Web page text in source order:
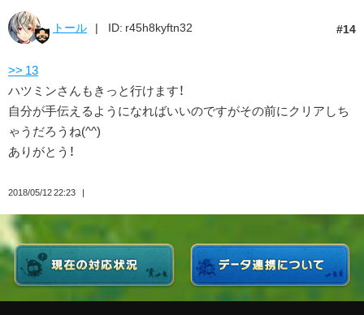
14
トール ID: r45h8kyftn32
>> 13
ハツミンさんもきっと行けます！
自分が手伝えるようになればいいのですがその前にクリアしち
ゃうだろうね(^^)
ありがとう！
2018/05/12 22:23